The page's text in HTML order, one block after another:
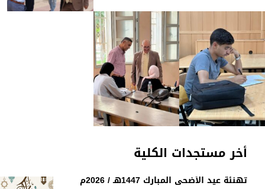
أخر مستجدات الكلية
تهنئة عيد الأضحى المبارك 1447هـ / 2026م